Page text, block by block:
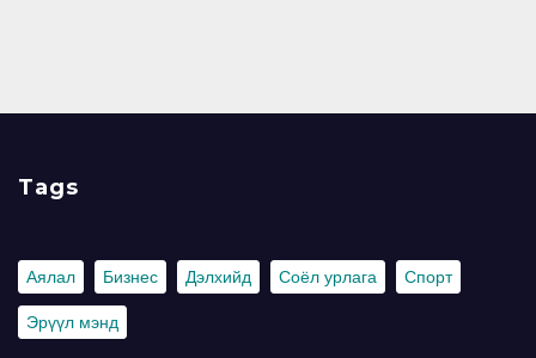
Tags
Аялал Бизнес Дэлхийд Соёл урлага Спорт
Эрүүл мэнд